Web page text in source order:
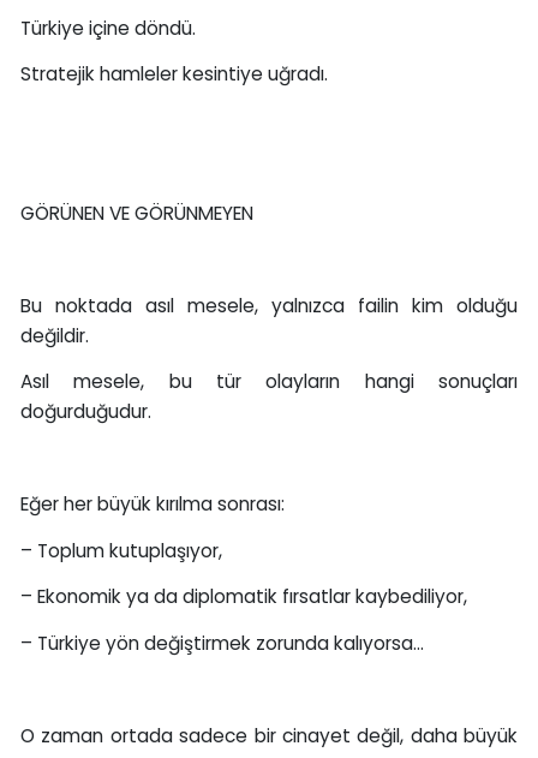
Türkiye içine döndü.
Stratejik hamleler kesintiye uğradı.
GÖRÜNEN VE GÖRÜNMEYEN
Bu noktada asıl mesele, yalnızca failin kim olduğu
değildir.
Asıl mesele, bu tür olayların hangi sonuçları
doğurduğudur.
Eğer her büyük kırılma sonrası:
– Toplum kutuplaşıyor,
– Ekonomik ya da diplomatik fırsatlar kaybediliyor,
– Türkiye yön değiştirmek zorunda kalıyorsa…
O zaman ortada sadece bir cinayet değil, daha büyük